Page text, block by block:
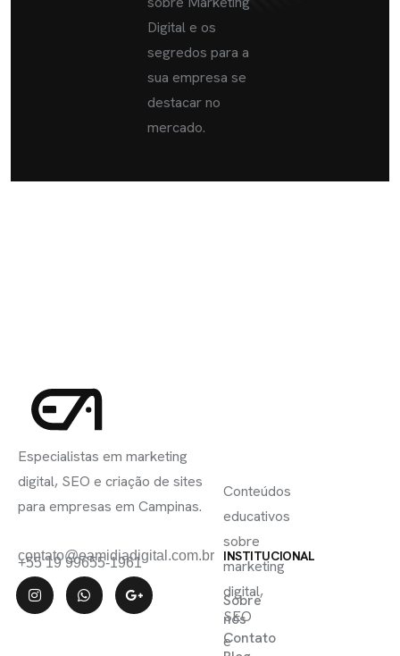
Digital e os
segredos para a
sua empresa se
destacar no
mercado.
Especialistas em marketing
digital, SEO e criação de sites
para empresas em Campinas.
contato@eamidiadigital.com.br
+55 19 99655-1961 INSTITUCIONAL
Sobre
nós
Contato
Conteúdos
educativos
sobre
marketing
digital,
SEO
e